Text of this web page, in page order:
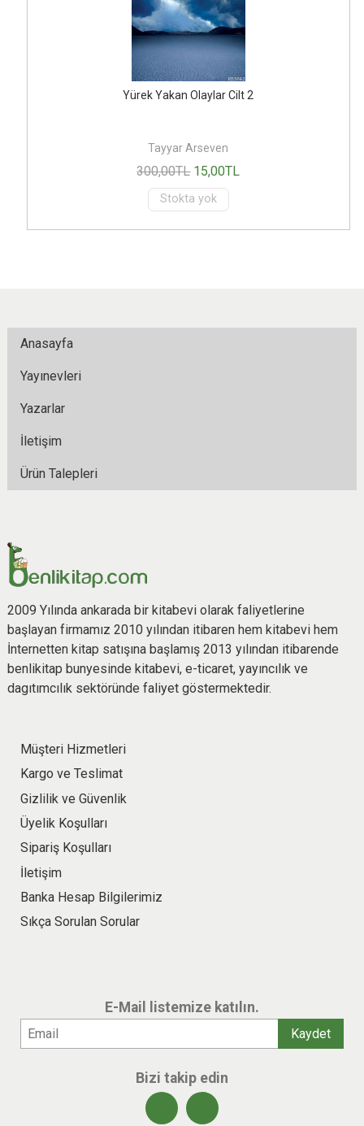
Yürek Yakan Olaylar Cilt 2
Tayyar Arseven
300,00TL 15,00TL
Stokta yok
Anasayfa
Yayınevleri
Yazarlar
İletişim
Ürün Talepleri
2009 Yılında ankarada bir kitabevi olarak faliyetlerine
başlayan firmamız 2010 yılından itibaren hem kitabevi hem
İnternetten kitap satışına başlamış 2013 yılından itibarende
benlikitap bunyesinde kitabevi, e-ticaret, yayıncılık ve
dagıtımcılık sektöründe faliyet göstermektedir.
Müşteri Hizmetleri
Kargo ve Teslimat
Gizlilik ve Güvenlik
Üyelik Koşulları
Sipariş Koşulları
İletişim
Banka Hesap Bilgilerimiz
Sıkça Sorulan Sorular
E-Mail listemize katılın.
Bizi takip edin